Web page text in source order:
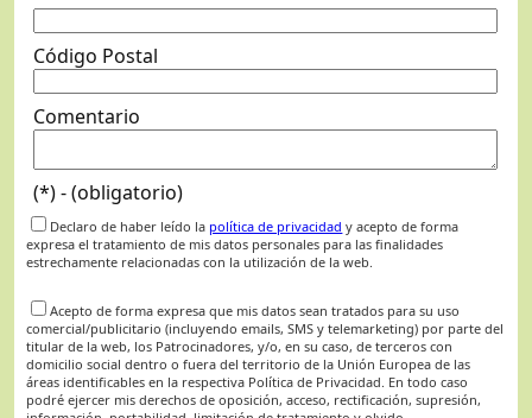
Código Postal
Comentario
(*) - (obligatorio)
Declaro de haber leído la política de privacidad y acepto de forma
expresa el tratamiento de mis datos personales para las finalidades
estrechamente relacionadas con la utilización de la web.
Acepto de forma expresa que mis datos sean tratados para su uso
comercial/publicitario (incluyendo emails, SMS y telemarketing) por parte del
titular de la web, los Patrocinadores, y/o, en su caso, de terceros con
domicilio social dentro o fuera del territorio de la Unión Europea de las
áreas identificables en la respectiva Política de Privacidad. En todo caso
podré ejercer mis derechos de oposición, acceso, rectificación, supresión,